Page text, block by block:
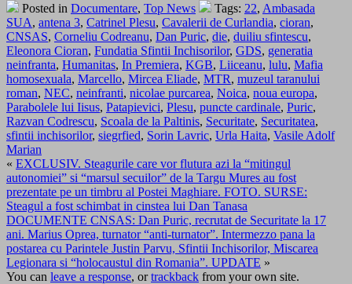
Posted in Documentare, Top News Tags: 22, Ambasada
SUA, antena 3, Catrinel Plesu, Cavalerii de Curlandia, cioran,
CNSAS, Corneliu Codreanu, Dan Puric, die, duiliu sfintescu,
Eleonora Cioran, Fundatia Sfintii Inchisorilor, GDS, generatia
neinfranta, Humanitas, In Premiera, KGB, Liiceanu, lulu, Mafia
homosexuala, Marcello, Mircea Eliade, MTR, muzeul taranului
roman, NEC, neinfranti, nicolae purcarea, Noica, noua europa,
Parabolele lui Iisus, Patapievici, Plesu, puncte cardinale, Puric,
Razvan Codrescu, Scoala de la Paltinis, Securitate, Securitatea,
sfintii inchisorilor, siegrfied, Sorin Lavric, Urla Haita, Vasile Adolf
Marian
« EXCLUSIV. Steagurile care vor flutura azi la “mitingul
autonomiei” si “marsul secuilor” de la Targu Mures au fost
prezentate pe un timbru al Postei Maghiare. FOTO. SURSE:
Steagul a fost schimbat in cinstea lui Dan Tanasa
DOCUMENTE CNSAS: Dan Puric, recrutat de Securitate la 17
ani. Marius Oprea, turnator “anti-turnator”. Intermezzo pana la
postarea cu Parintele Justin Parvu, Sfintii Inchisorilor, Miscarea
Legionara si “holocaustul din Romania”. UPDATE »
You can leave a response, ortrackback from your own site.